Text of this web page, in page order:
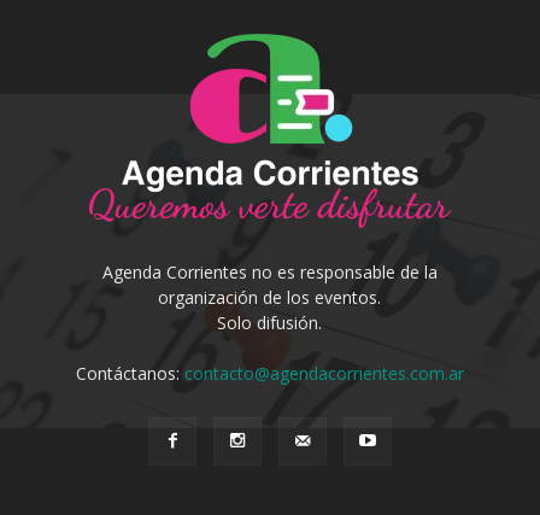
Agenda Corrientes no es responsable de la
organización de los eventos.
Solo difusión.
Contáctanos: contacto@agendacorrientes.com.ar